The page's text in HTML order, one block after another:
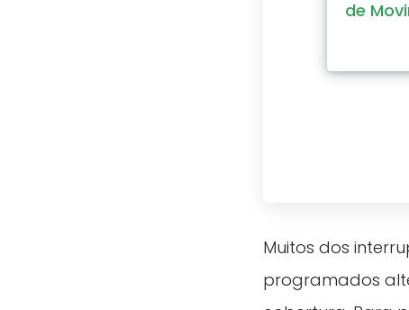
de
Muitos dos
programados